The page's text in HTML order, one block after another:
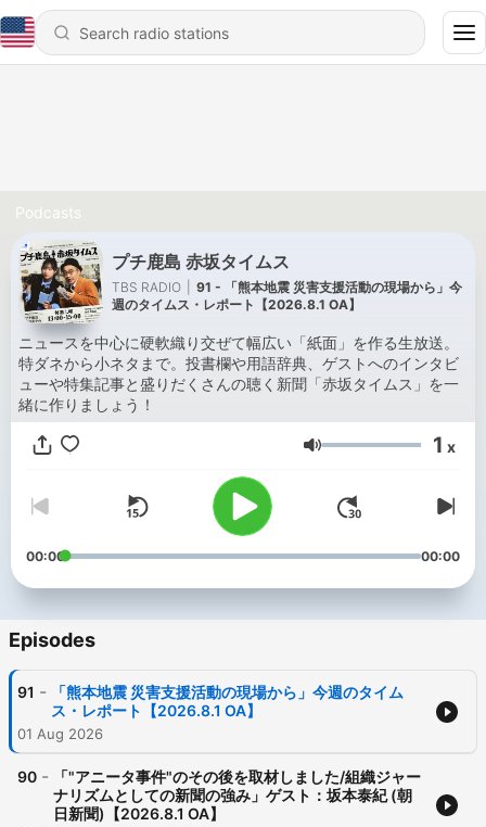
Podcasts
プチ鹿島 赤坂タイムス
TBS RADIO
91 - 「熊本地震 災害支援活動の現場から」今
週のタイムス・レポート【2026.8.1 OA】
ニュースを中心に硬軟織り交ぜて幅広い「紙面」を作る生放送。
特ダネから小ネタまで。投書欄や用語辞典、ゲストへのインタビ
ューや特集記事と盛りだくさんの聴く新聞「赤坂タイムス」を一
緒に作りましょう！
Volume 1 x
00:00 00:00
Episodes
91 -
「熊本地震 災害支援活動の現場から」今週のタイム
ス・レポート【2026.8.1 OA】
01 Aug 2026
90 -
「"アニータ事件"のその後を取材しました/組織ジャー
ナリズムとしての新聞の強み」ゲスト：坂本泰紀 (朝
日新聞)【2026.8.1 OA】